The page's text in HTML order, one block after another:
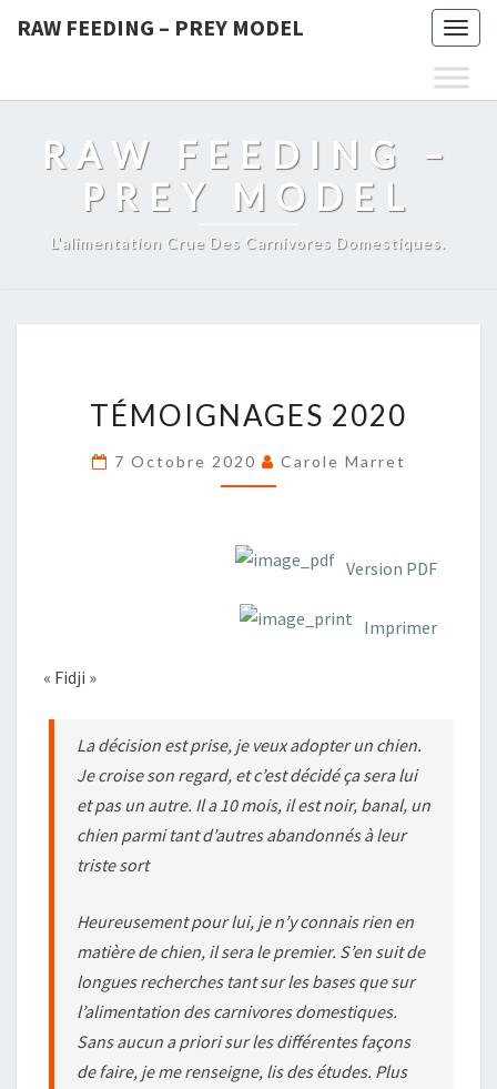
RAW FEEDING – PREY MODEL
RAW FEEDING –
PREY MODEL
L'alimentation Crue Des Carnivores Domestiques.
2020
TÉMOIGNAGES 2020
7 Octobre 2020 Carole Marret
Version PDF
Imprimer
« Fidji »
La décision est prise, je veux adopter un chien.
Je croise son regard, et c’est décidé ça sera lui
et pas un autre. Il a 10 mois, il est noir, banal, un
chien parmi tant d’autres abandonnés à leur
triste sort
Heureusement pour lui, je n’y connais rien en
matière de chien, il sera le premier. S’en suit de
longues recherches tant sur les bases que sur
l’alimentation des carnivores domestiques.
Sans aucun a priori sur les différentes façons
de faire, je me renseigne, lis des études. Plus